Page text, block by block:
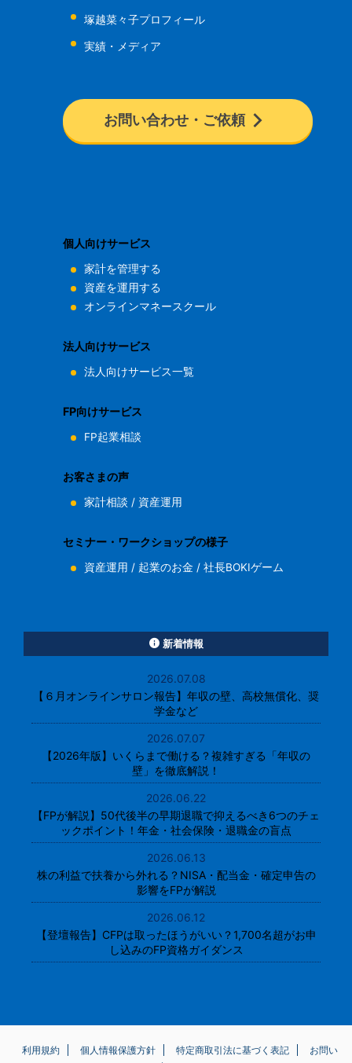
塚越菜々子プロフィール
実績・メディア
お問い合わせ・ご依頼
個人向けサービス
家計を管理する
資産を運用する
オンラインマネースクール
法人向けサービス
法人向けサービス一覧
FP向けサービス
FP起業相談
お客さまの声
家計相談 / 資産運用
セミナー・ワークショップの様子
資産運用 / 起業のお金 /社長BOKIゲーム
新着情報
2026.07.08
【６月オンラインサロン報告】年収の壁、高校無償化、奨
学金など
2026.07.07
【2026年版】いくらまで働ける？複雑すぎる「年収の
壁」を徹底解説！
2026.06.22
【FPが解説】50代後半の早期退職で抑えるべき6つのチェ
ックポイント！年金・社会保険・退職金の盲点
2026.06.13
株の利益で扶養から外れる？NISA・配当金・確定申告の
影響をFPが解説
2026.06.12
【登壇報告】CFPは取ったほうがいい？1,700名超がお申
し込みのFP資格ガイダンス
利用規約 個人情報保護方針 特定商取引法に基づく表記
お問い